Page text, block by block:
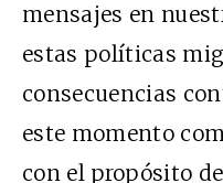
mensajes en
estas políticas
consecuencias
este momento
con el propósito